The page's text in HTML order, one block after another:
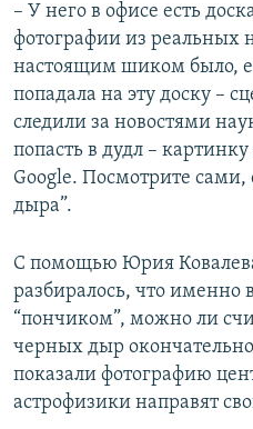
– У него в офисе есть
фотографии из реальных
настоящим шиком было,
попадала на эту доску –
следили за новостями
попасть в дудл –
Google. Посмотрите сами,
дыра”.
С помощью Юрия
разбиралось, что именно
“пончиком”, можно ли
черных дыр
показали фотографию
астрофизики направят